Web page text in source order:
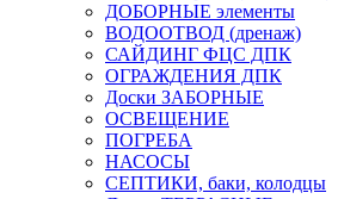
ДОБОРНЫЕ элементы
ВОДООТВОД (дренаж)
САЙДИНГ ФЦС ДПК
ОГРАЖДЕНИЯ ДПК
Доски ЗАБОРНЫЕ
ОСВЕЩЕНИЕ
ПОГРЕБА
НАСОСЫ
СЕПТИКИ, баки, колодцы